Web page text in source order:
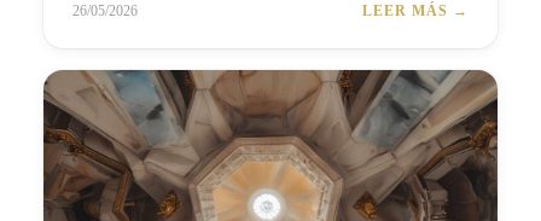
26/05/2026 LEER MÁS →